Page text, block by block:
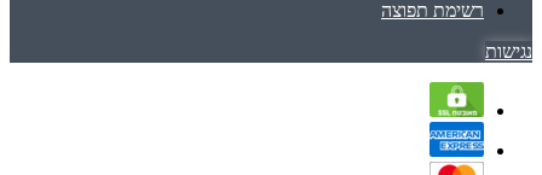
רשימת תפוצה
נגישות